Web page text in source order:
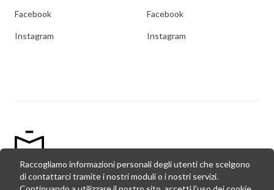
Raccogliamo informazioni personali degli utenti che scelgono
di contattarci tramite i nostri moduli o i nostri servizi.
Facebook
Instagram
Facebook
Instagram
© Copyright Morini Gallarati Publishing, 2026- P. Iva: